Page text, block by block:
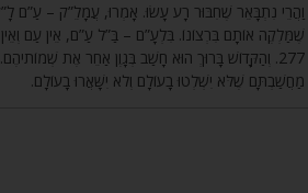
וַהֲרֵי נִתְבָּאֵר שֶׁחִבּוּר רָע עָשׂוּ. אָמְרוּ, עֲמָלֵ”ק – עַ”ם
שֶׁמַּלְקֶה אוֹתָם בִּרְצוֹנוֹ. בִּלְעָ”ם – בַּ”ל עַ”ם, אֵין עַם
277. וְהַקָּדוֹשׁ בָּרוּךְ הוּא חָשַׁב בְּגָוֶן אַחֵר אֶת
מַחֲשַׁבְתָּם שֶׁלֹּא יִשְׁלְטוּ בָעוֹלָם וְלֹא יִשָּׁאֲרוּ בָעוֹלָם.